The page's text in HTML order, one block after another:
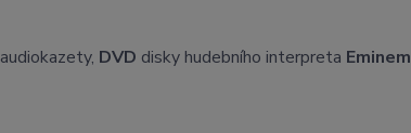
audiokazety, DVD disky hudebního interpreta Eminem